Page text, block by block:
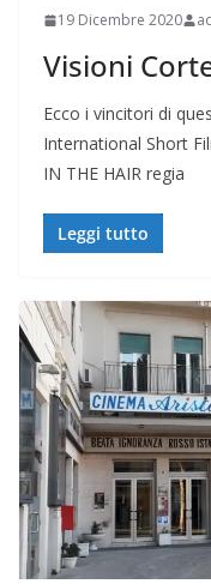
19 Dicembre 2020
Visioni
Ecco i vincitori di
International Short
IN THE HAIR regia
Leggi tutto